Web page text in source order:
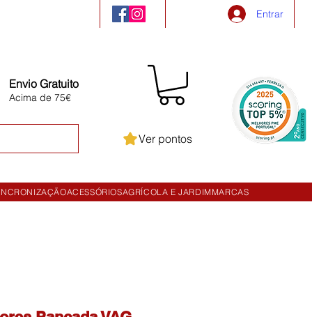
Entrar
Envio Gratuito
Acima de 75€
Ver pontos
ACESSÓRIOSAGRÍCOLA E JARDIM MARCAS